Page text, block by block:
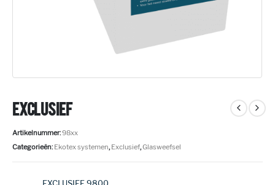
EXCLUSIEF
Artikelnummer:98xx
Categorieën:Ekotex systemen,Exclusief,Glasweefsel